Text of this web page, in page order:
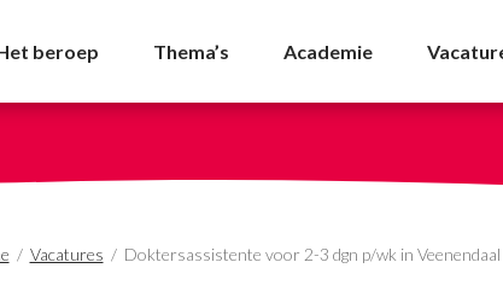
3 dgn p/wk in
beroep Thema’s Academie
/ Vacatures / Doktersassistente voor 2-3 dgn p/wk in Veenendaal